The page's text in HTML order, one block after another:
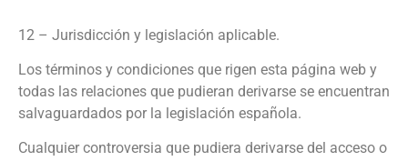
12 – Jurisdicción y legislación aplicable.
Los términos y condiciones que rigen esta página web y
todas las relaciones que pudieran derivarse se encuentran
salvaguardados por la legislación española.
Cualquier controversia que pudiera derivarse del acceso o